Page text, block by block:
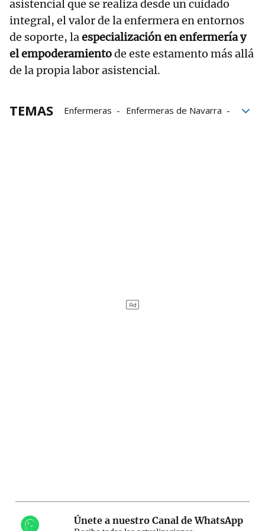
asistencial que se realiza desde un cuidado
integral, el valor de la enfermera en entornos
de soporte, laespecialización en enfermería y
el empoderamientode este estamento más allá
de la propia labor asistencial.
TEMAS Enfermeras
Enfermeras de Navarra
Únete a nuestro Canal de WhatsApp